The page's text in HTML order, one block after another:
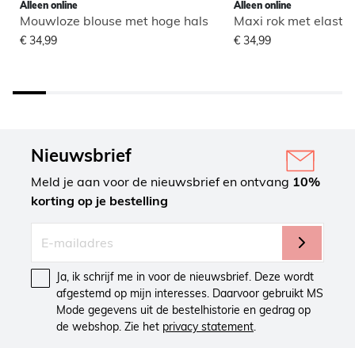
Alleen online
Mouwloze blouse met hoge hals
€ 34,99
Alleen online
Maxi rok met
€ 34,99
Nieuwsbrief
Meld je aan voor de nieuwsbrief en ontvang 10%
korting op je bestelling
Ja, ik schrijf me in voor de nieuwsbrief. Deze wordt
afgestemd op mijn interesses. Daarvoor gebruikt MS
Mode gegevens uit de bestelhistorie en gedrag op
de webshop. Zie het privacy statement.